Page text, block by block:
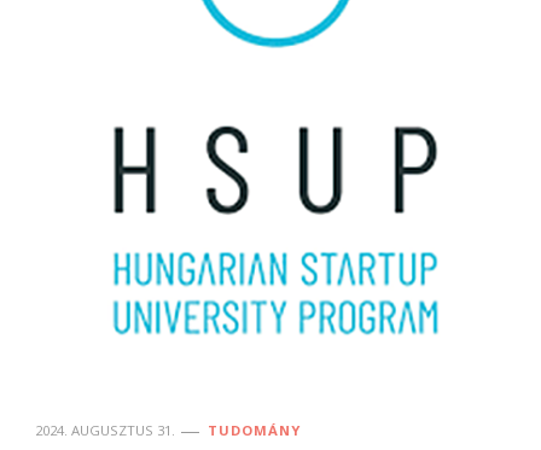
2024. AUGUSZTUS 31. TUDOMÁNY